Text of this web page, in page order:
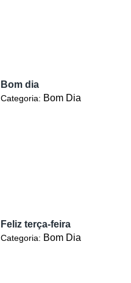
Bom dia
Categoria: Bom Dia
Feliz terça-feira
Categoria: Bom Dia